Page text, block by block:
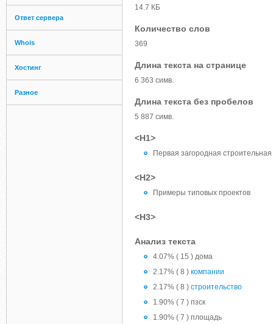
Ответ сервера
Whois
Хостинг
Разное
14.7 КБ
Количество слов
369
Длина текста на странице
6 363 симв.
Длина текста без пробелов
5 887 симв.
<H1>
Первая загородная
<H2>
Примеры типовых проектов
<H3>
Анализ текста
4.07% ( 15 ) дома
2.17% ( 8 ) компании
2.17% ( 8 ) строительство
1.90% ( 7 ) пзск
1.90% ( 7 ) площадь